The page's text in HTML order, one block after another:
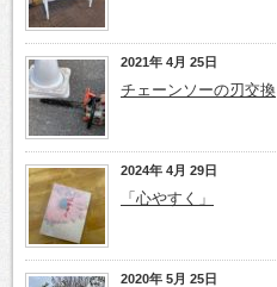
2021年 4月 25日
チェーンソーの刃交換
2024年 4月 29日
「心やすく」
2020年 5月 25日